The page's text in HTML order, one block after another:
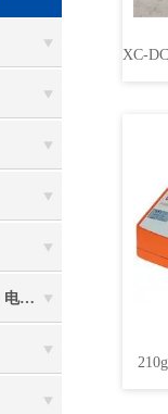
大台面电子地磅（广东地磅）电子汽车衡